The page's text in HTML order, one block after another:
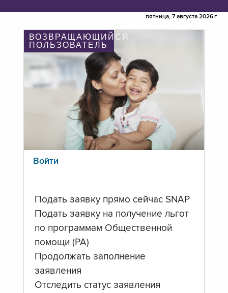
пятница, 7 августа 2026 г.
ВОЗВРАЩАЮЩИЙСЯ
ПОЛЬЗОВАТЕЛЬ
Войти
Подать заявку прямо сейчас SNAP
Подать заявку на получение льгот
по программам Общественной
помощи (PA)
Продолжать заполнение
заявления
Отследить статус заявления